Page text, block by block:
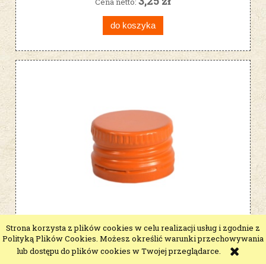
Strona korzysta z plików cookies w celu realizacji usług i zgodnie z
Polityką Plików Cookies. Możesz określić warunki przechowywania
lub dostępu do plików cookies w Twojej przeglądarce.
do koszyka
zakrętki fi28 POMARAŃCZOWE do
butelek 100szt